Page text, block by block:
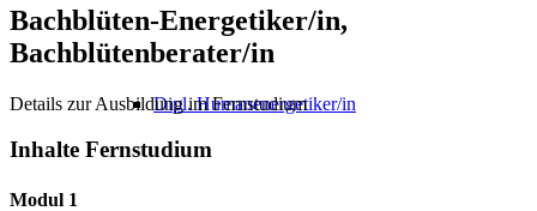
Dipl. Humanenergetiker/in
Bachblüten-Energetiker/in,
Bachblütenberater/in
Details zur Ausbildung im Fernstudium
Inhalte Fernstudium
Modul 1